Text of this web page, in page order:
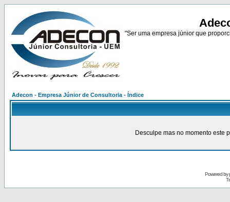
"Ser uma empresa júnior que
Adecon - Empresa Júnior de Consultoria - Índice
Desculpe mas no momento este
Powered by